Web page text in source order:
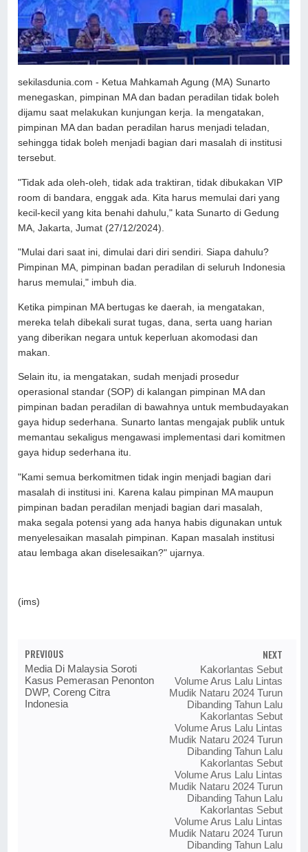
sekilasdunia.com - Ketua Mahkamah Agung (MA) Sunarto
menegaskan, pimpinan MA dan badan peradilan tidak boleh
dijamu saat melakukan kunjungan kerja. Ia mengatakan,
pimpinan MA dan badan peradilan harus menjadi teladan,
sehingga tidak boleh menjadi bagian dari masalah di institusi
tersebut.
"Tidak ada oleh-oleh, tidak ada traktiran, tidak dibukakan VIP
room di bandara, enggak ada. Kita harus memulai dari yang
kecil-kecil yang kita benahi dahulu," kata Sunarto di Gedung
MA, Jakarta, Jumat (27/12/2024).
"Mulai dari saat ini, dimulai dari diri sendiri. Siapa dahulu?
Pimpinan MA, pimpinan badan peradilan di seluruh Indonesia
harus memulai," imbuh dia.
Ketika pimpinan MA bertugas ke daerah, ia mengatakan,
mereka telah dibekali surat tugas, dana, serta uang harian
yang diberikan negara untuk keperluan akomodasi dan
makan.
Selain itu, ia mengatakan, sudah menjadi prosedur
operasional standar (SOP) di kalangan pimpinan MA dan
pimpinan badan peradilan di bawahnya untuk membudayakan
gaya hidup sederhana. Sunarto lantas mengajak publik untuk
memantau sekaligus mengawasi implementasi dari komitmen
gaya hidup sederhana itu.
"Kami semua berkomitmen tidak ingin menjadi bagian dari
masalah di institusi ini. Karena kalau pimpinan MA maupun
pimpinan badan peradilan menjadi bagian dari masalah,
maka segala potensi yang ada hanya habis digunakan untuk
menyelesaikan masalah pimpinan. Kapan masalah institusi
atau lembaga akan diselesaikan?" ujarnya.
(ims)
PREVIOUS
Media Di Malaysia Soroti
Kasus Pemerasan Penonton
DWP, Coreng Citra
Indonesia
NEXT
Kakorlantas Sebut
Volume Arus Lalu Lintas
Mudik Nataru 2024 Turun
Dibanding Tahun Lalu
Kakorlantas Sebut
Volume Arus Lalu Lintas
Mudik Nataru 2024 Turun
Dibanding Tahun Lalu
Kakorlantas Sebut
Volume Arus Lalu Lintas
Mudik Nataru 2024 Turun
Dibanding Tahun Lalu
Kakorlantas Sebut
Volume Arus Lalu Lintas
Mudik Nataru 2024 Turun
Dibanding Tahun Lalu